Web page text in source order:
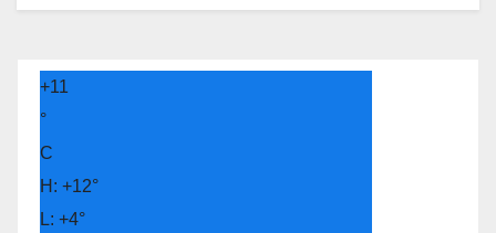
+11
°
C
H: +12°
L: +4°